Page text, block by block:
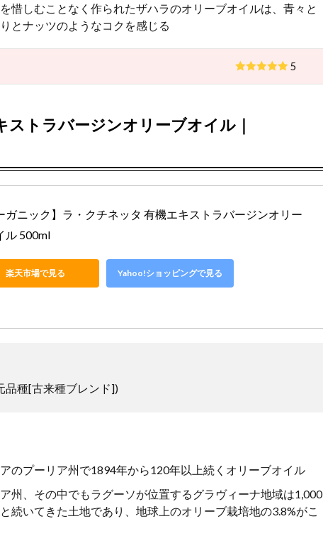
惜しむことなく作られたザハラのオリーブオイルは、青々と
とナッツのようなコクを感じる
5
ストラバージンオリーブオイル｜
ガニック】ラ・クチネッタ 有機エキストラバージンオリー
ル 500ml
楽天市場で見る Yahoo!ショッピングで見る
品種[古来種ブレンド])
のプーリア州で1894年から120年以上続くオリーブオイル
州、その中でもラグーソが位置するグラヴィーナ地域は1,000
続いてきた土地であり、地球上のオリーブ栽培地の3.8%がこ